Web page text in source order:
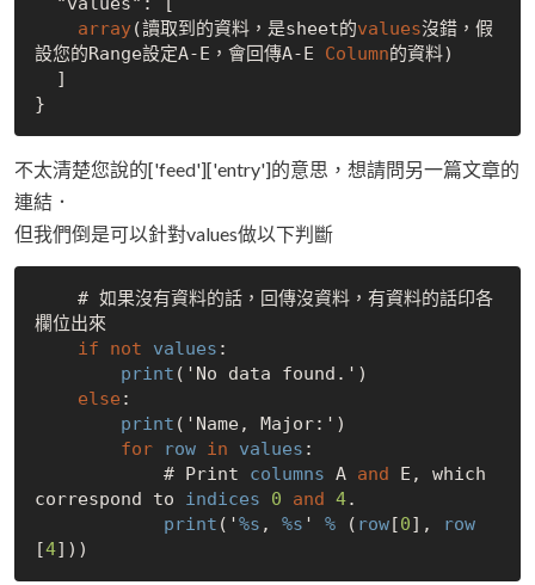
array(讀取到的資料，是sheet的values沒錯，假
設您的Range設定A-E，會回傳A-E Column的資料)
不太清楚您說的['feed']['entry']的意思，想請問另一篇文章的
連結．
但我們倒是可以針對values做以下判斷
欄位出來
if
not values :
print ('No data found.')
else :
print ('Name, Major:')
for
row in values :
            # Print
columns A and E, which
correspond to
indices 0 and 4.
print ('%s , %s ' % ( row[0],
row
[4